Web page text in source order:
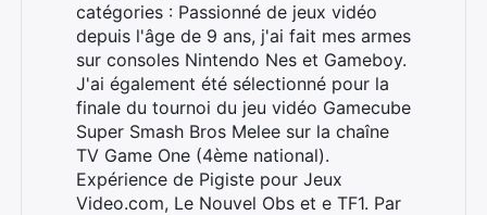
catégories : Passionné de jeux vidéo
depuis l'âge de 9 ans, j'ai fait mes armes
sur consoles Nintendo Nes et Gameboy.
J'ai également été sélectionné pour la
finale du tournoi du jeu vidéo Gamecube
Super Smash Bros Melee sur la chaîne
TV Game One (4ème national).
Expérience de Pigiste pour Jeux
Video.com, Le Nouvel Obs et e TF1. Par